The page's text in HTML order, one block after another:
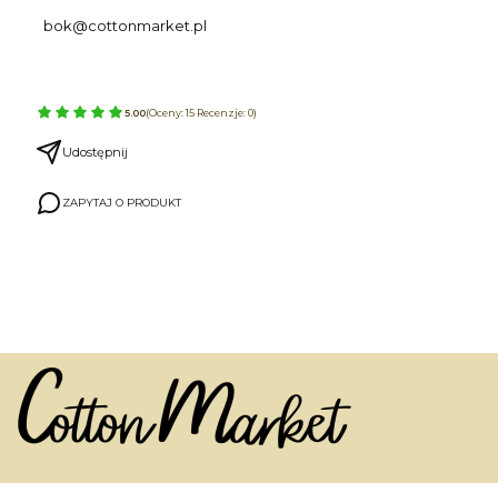
bok@cottonmarket.pl
5.00(Oceny: 15 Recenzje: 0)
Udostępnij
ZAPYTAJ O PRODUKT